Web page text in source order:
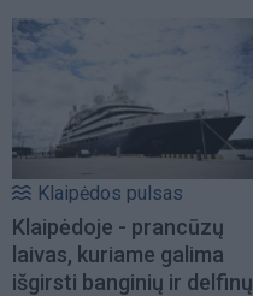
Klaipėdos pulsas
Klaipėdoje - prancūzų
laivas, kuriame galima
išgirsti banginių ir delfinų